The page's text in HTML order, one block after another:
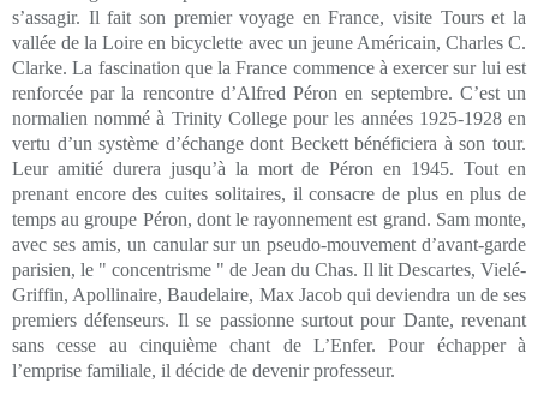
s’assagir. Il fait son premier voyage en France, visite Tours et la
vallée de la Loire en bicyclette avec un jeune Américain, Charles C.
Clarke. La fascination que la France commence à exercer sur lui est
renforcée par la rencontre d’Alfred Péron en septembre. C’est un
normalien nommé à Trinity College pour les années 1925-1928 en
vertu d’un système d’échange dont Beckett bénéficiera à son tour.
Leur amitié durera jusqu’à la mort de Péron en 1945. Tout en
prenant encore des cuites solitaires, il consacre de plus en plus de
temps au groupe Péron, dont le rayonnement est grand. Sam monte,
avec ses amis, un canular sur un pseudo-mouvement d’avant-garde
parisien, le " concentrisme " de Jean du Chas. Il lit Descartes, Vielé-
Griffin, Apollinaire, Baudelaire, Max Jacob qui deviendra un de ses
premiers défenseurs. Il se passionne surtout pour Dante, revenant
sans cesse au cinquième chant de L’Enfer. Pour échapper à
l’emprise familiale, il décide de devenir professeur.